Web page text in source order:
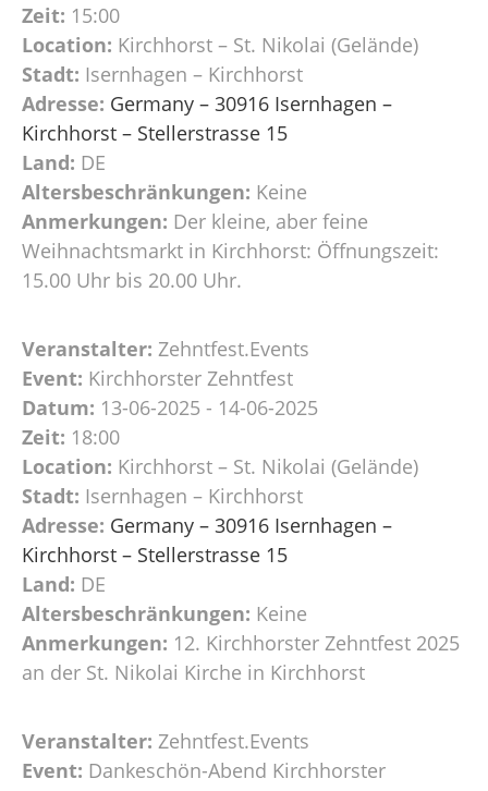
Zeit: 15:00
Location: Kirchhorst – St. Nikolai (Gelände)
Stadt: Isernhagen – Kirchhorst
Adresse: Germany – 30916 Isernhagen –
Kirchhorst – Stellerstrasse 15
Land: DE
Altersbeschränkungen: Keine
Anmerkungen: Der kleine, aber feine
Weihnachtsmarkt in Kirchhorst: Öffnungszeit:
15.00 Uhr bis 20.00 Uhr.
Veranstalter: Zehntfest.Events
Event: Kirchhorster Zehntfest
Datum: 13-06-2025 - 14-06-2025
Zeit: 18:00
Location: Kirchhorst – St. Nikolai (Gelände)
Stadt: Isernhagen – Kirchhorst
Adresse: Germany – 30916 Isernhagen –
Kirchhorst – Stellerstrasse 15
Land: DE
Altersbeschränkungen: Keine
Anmerkungen: 12. Kirchhorster Zehntfest 2025
an der St. Nikolai Kirche in Kirchhorst
Veranstalter: Zehntfest.Events
Event: Dankeschön-Abend Kirchhorster